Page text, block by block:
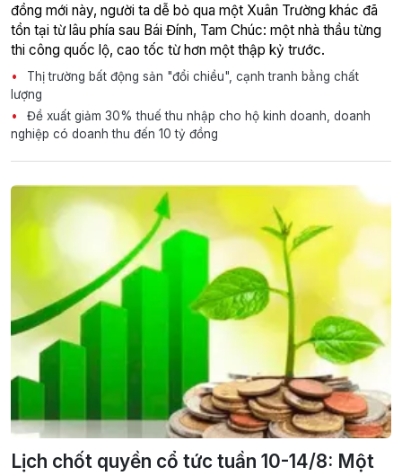
đồng mới này, người ta dễ bỏ qua một Xuân Trường khác đã
tồn tại từ lâu phía sau Bái Đính, Tam Chúc: một nhà thầu từng
thi công quốc lộ, cao tốc từ hơn một thập kỷ trước.
Thị trường bất động sản "đổi chiều", cạnh tranh bằng chất
lượng
Đề xuất giảm 30% thuế thu nhập cho hộ kinh doanh, doanh
nghiệp có doanh thu đến 10 tỷ đồng
Lịch chốt quyền cổ tức tuần 10-14/8: Một